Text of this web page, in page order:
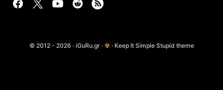
© 2012 - 2026 · iGuRu.gr · ☢ · Keep It Simple Stupid theme